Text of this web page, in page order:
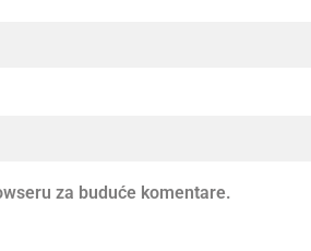
za buduće komentare.